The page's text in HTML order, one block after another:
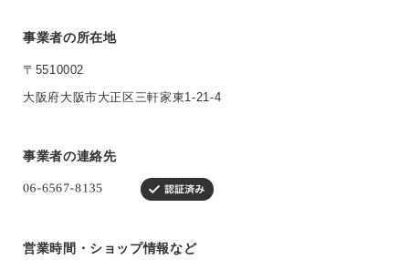
事業者の所在地
〒5510002
大阪府大阪市大正区三軒家東1-21-4
事業者の連絡先
営業時間・ショップ情報など